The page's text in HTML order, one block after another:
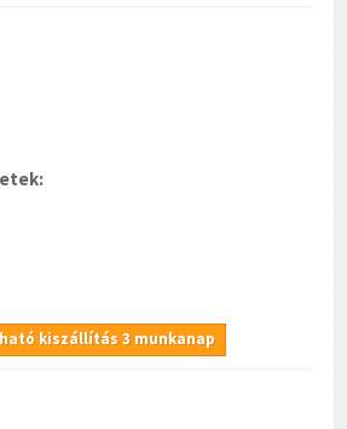
kiszállítás 3 munkanap